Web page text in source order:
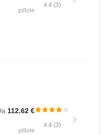
pillole
4.4 (3)
112.62 €
pillole
4.4 (3)